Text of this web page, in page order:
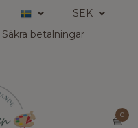
SEK
betalningar
0